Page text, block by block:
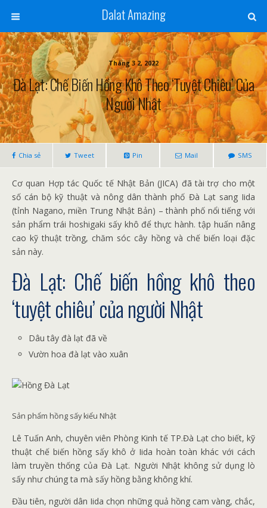
Dalat Amazing
Tháng 3 2, 2022
Đà Lạt: Chế Biến Hồng Khô Theo ‘tuyệt Chiêu’ Của
Người Nhật
Chia sẻ Tweet Pin Mail SMS
Cơ quan Hợp tác Quốc tế Nhật Bản (JICA) đã tài trợ cho một
số cán bộ kỹ thuật và nông dân thành phố Đà Lạt sang Iida
(tỉnh Nagano, miền Trung Nhật Bản) – thành phố nổi tiếng với
sản phẩm trái hoshigaki sấy khô để thực hành. tập huấn nâng
cao kỹ thuật trồng, chăm sóc cây hồng và chế biến loại đặc
sản này.
Đà Lạt: Chế biến hồng khô theo
‘tuyệt chiêu’ của người Nhật
Dâu tây đà lạt đã về
Vườn hoa đà lạt vào xuân
Sản phẩm hồng sấy kiểu Nhật
Lê Tuấn Anh, chuyên viên Phòng Kinh tế TP.Đà Lạt cho biết, kỹ
thuật chế biến hồng sấy khô ở Iida hoàn toàn khác với cách
làm truyền thống của Đà Lạt. Người Nhật không sử dụng lò
sấy như chúng ta mà sấy hồng bằng không khí.
Đầu tiên, người dân Iida chọn những quả hồng cam vàng, chắc,